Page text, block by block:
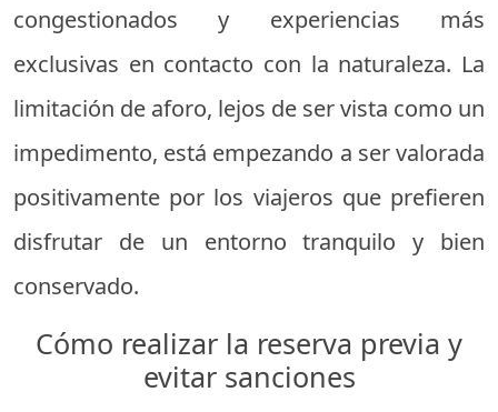
congestionados y experiencias más
exclusivas en contacto con la naturaleza. La
limitación de aforo, lejos de ser vista como un
impedimento, está empezando a ser valorada
positivamente por los viajeros que prefieren
disfrutar de un entorno tranquilo y bien
conservado.
Cómo realizar la reserva previa y
evitar sanciones